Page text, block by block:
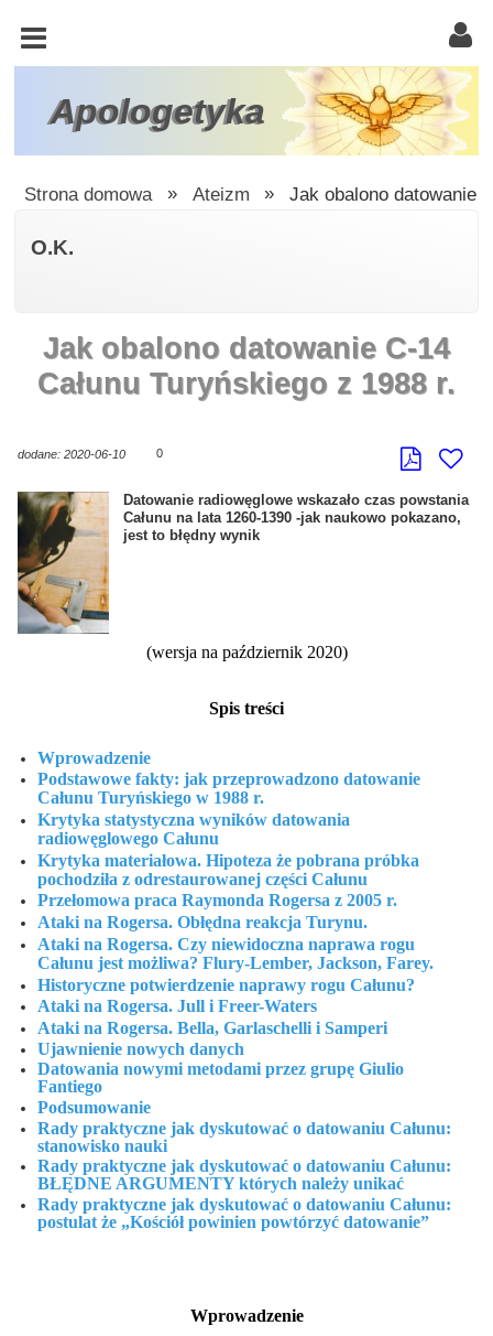
Apologetyka
KOŚCIÓŁ
KATOLICKI
TRÓJCA
ŚWIĘTA
OBRONIE
WIARY
INNE
Strona domowa » Ateizm » Jak obalono datowanie
O.K.
Jak obalono datowanie C-14
Całunu Turyńskiego z 1988 r.
dodane: 2020-06-10 0
Datowanie radiowęglowe wskazało czas powstania
Całunu na lata 1260-1390 -jak naukowo pokazano,
jest to błędny wynik
(wersja na październik 2020)
Spis treści
Wprowadzenie
Podstawowe fakty: jak przeprowadzono datowanie
Całunu Turyńskiego w 1988 r.
Krytyka statystyczna wyników datowania
radiowęglowego Całunu
Krytyka materiałowa. Hipoteza że pobrana próbka
pochodziła z odrestaurowanej części Całunu
Przełomowa praca Raymonda Rogersa z 2005 r.
Ataki na Rogersa. Obłędna reakcja Turynu.
Ataki na Rogersa. Czy niewidoczna naprawa rogu
Całunu jest możliwa? Flury-Lember, Jackson, Farey.
Historyczne potwierdzenie naprawy rogu Całunu?
Ataki na Rogersa. Jull i Freer-Waters
Ataki na Rogersa. Bella, Garlaschelli i Samperi
Ujawnienie nowych danych
Datowania nowymi metodami przez grupę Giulio
Fantiego
Podsumowanie
Rady praktyczne jak dyskutować o datowaniu Całunu:
stanowisko nauki
Rady praktyczne jak dyskutować o datowaniu Całunu:
BŁĘDNE ARGUMENTY których należy unikać
Rady praktyczne jak dyskutować o datowaniu Całunu:
postulat że „Kościół powinien powtórzyć datowanie”
Wprowadzenie